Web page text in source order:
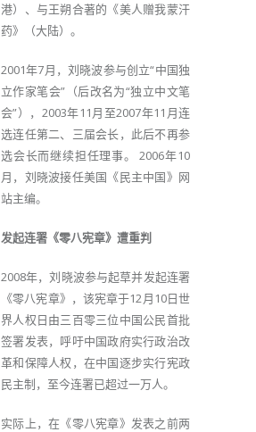
港）、与王朔合著的《美人赠我蒙汗
药》（大陆）。
2001年7月，刘晓波参与创立“中国独
立作家笔会”（后改名为“独立中文笔
会”），2003年11月至2007年11月连
选连任第二、三届会长，此后不再参
选会长而继续担任理事。 2006年10
月，刘晓波接任美国《民主中国》网
站主编。
发起连署《零八宪章》遭重判
2008年，刘晓波参与起草并发起连署
《零八宪章》，该宪章于12月10日世
界人权日由三百零三位中国公民首批
签署发表，呼吁中国政府实行政治改
革和保障人权，在中国逐步实行宪政
民主制，至今连署已超过一万人。
实际上，在《零八宪章》发表之前两